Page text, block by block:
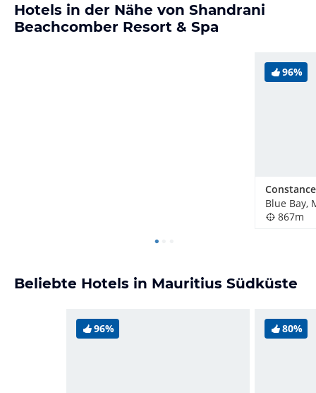
Hotels in der Nähe von Shandrani
Beachcomber Resort & Spa
96%
Blue Bay,
867m
Beliebte Hotels in Mauritius Südküste
96% 80%